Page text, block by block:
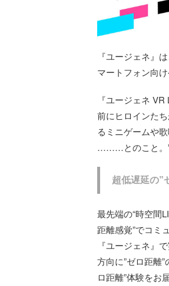
『ユージェネ』
マートフォン向け
『ユージェネ
前にヒロインた
るミニゲームや
………とのこと。”
超低遅延の”
最先端の“時空間
距離感覚”でコミ
『ユージェネ』
方向に”ゼロ距離
ロ距離”体験をお